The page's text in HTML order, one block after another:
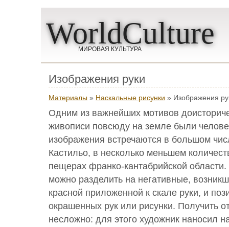
WorldCulture
МИРОВАЯ КУЛЬТУРА
Изображения руки
Материалы » Наскальные рисунки » Изображения
Одним из важнейших мотивов
живописи повсюду на земле были
изображения встречаются в большом
Кастильо, в несколько меньшем
пещерах франко-кантабрийской
можно разделить на негативные,
красной приложенной к скале руки, и
окрашенных рук или рисунки. Получить
несложно: для этого художник наносил